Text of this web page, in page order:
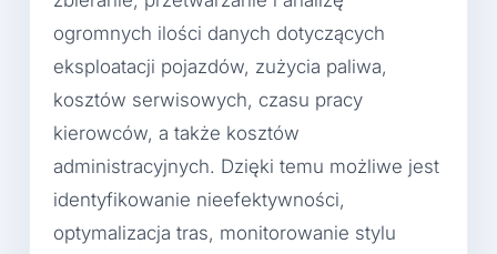
ogromnych ilości danych dotyczących
eksploatacji pojazdów, zużycia paliwa,
kosztów serwisowych, czasu pracy
kierowców, a także kosztów
administracyjnych. Dzięki temu możliwe jest
identyfikowanie nieefektywności,
optymalizacja tras, monitorowanie stylu